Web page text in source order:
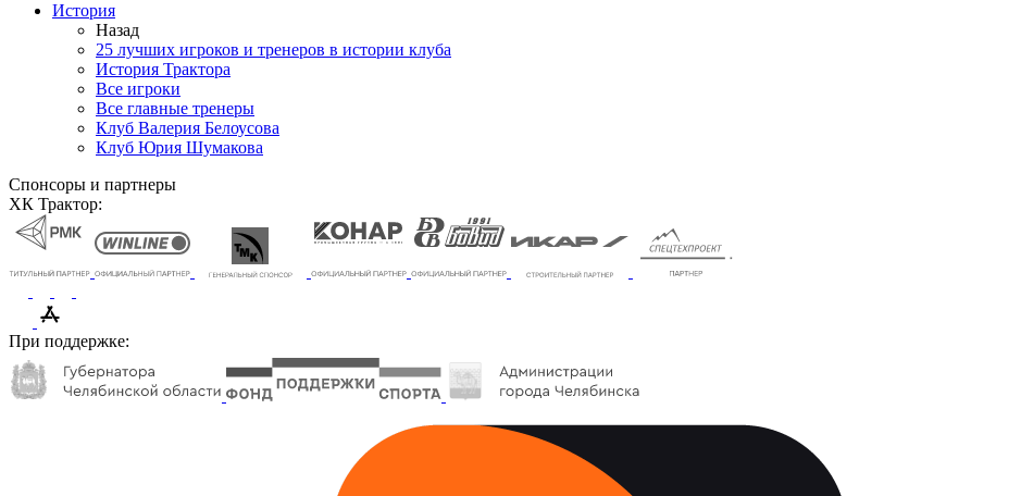
История
Назад
25 лучших игроков и тренеров в истории клуба
История Трактора
Все игроки
Все главные тренеры
Клуб Валерия Белоусова
Клуб Юрия Шумакова
Спонсоры и партнеры
ХК Трактор:
При поддержке: